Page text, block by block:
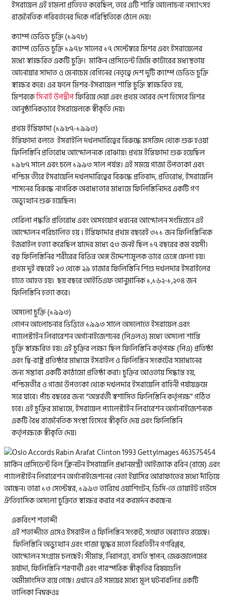
ইসরায়েল এই হামলা প্রতিহত করেছিল, তবে এটি শান্তি আলোচনা নস্যাৎসহ
রাজনৈতিক পরিবর্তনের দিকে পরিস্থিতিকে ঠেলে দেয়।
ক্যাম্প ডেভিড চুক্তি (১৯৭৮)
ক্যাম্প ডেভিড চুক্তি ১৯৭৮ সালের ১৭ সেপ্টেম্বরে মিশর এবং ইসরায়েলের
মধ্যে স্বাক্ষরিত একটি চুক্তি। মার্কিন প্রেসিডেন্ট জিমি কার্টারের মধ্যস্থতায়
আনোয়ার সাদাত ও মেনাচেম বেগিনের নেতৃত্বে দেশ দুটি ক্যাম্প ডেভিড চুক্তি
স্বাক্ষর করে। এর ফলে মিশর-ইসরায়েল শান্তি চুক্তি স্বাক্ষরিত হয়,
মিশরকেসিনাই উপদ্বীপফিরিয়ে দেয়া এবং প্রথম আরব দেশ হিসেবে মিশর
আনুষ্ঠানিকভাবে ইসরায়েলকে স্বীকৃতি দেয়।
প্রথম ইন্তিফাদা (১৯৮৭-১৯৯৩)
ইন্তিফাদা বলতে ইসরাইলি দখলদারিত্বের বিরুদ্ধে মসজিদ থেকে শুরু হওয়া
ফিলিস্তিনি প্রতিরোধ আন্দোলনকে বোঝায়। প্রথম ইন্তিফাদা শুরু হয়েছিল
১৯৮৭ সালে এবং চলে ১৯৯৩ সাল পর্যন্ত। এই সময়ে গাজা উপত্যকা এবং
পশ্চিম তীরে ইসরায়েলি দখলদারিত্বের বিরুদ্ধে প্রতিবাদ, প্রতিরোধ, ইসরায়েলি
শাসনের বিরুদ্ধে নাগরিক অবাধ্যতার মাধ্যমে ফিলিস্তিনিদের একটি গণ
অভ্যুত্থান শুরু হয়েছিল।
গেরিলা পদ্ধতি প্রতিরোধ এবং অসহযোগ ধরনের আন্দোলন সংমিশ্রনে এই
আন্দোলন পরিচালিত হয় । ইন্তিফাদার প্রথম বছরেই ৩১১ জন ফিলিস্তিনিকে
ইজরাইল হত্যা করেছিল যাদের মধ্যে ৫৩ জনই ছিল ১৭ বছরের কম বয়সী।
বহু ফিলিস্তিনির শরীরের বিভিন্ন অঙ্গ উদ্দেশ্যমূলক ভাবে ভেঙ্গে ফেলা হয়।
প্রথম দুই বছরেই ২৩ থেকে ২৯ হাজার ফিলিস্তিনি শিশু দখলদার ইসরাইলের
হাতে আহত হয়। ছয় বছরে আইডিএফ আনুমানিক ১,১৬২-১,২০৪ জন
ফিলিস্তিনি হত্যা করে।
অসলো চুক্তি (১৯৯৩)
গোপন আলোচনার ভিত্তিতে ১৯৯৩ সালে অসলোতে ইসরায়েল এবং
প্যালেস্টাইন লিবারেশন অর্গানাইজেশনের (পিএলও) মধ্যে অসলো শান্তি
চুক্তি স্বাক্ষরিত হয়। এই চুক্তির লক্ষ্য ছিল ফিলিস্তিনি কর্তৃপক্ষ (পিএ) প্রতিষ্ঠা
এবং দ্বি-রাষ্ট্র প্রতিষ্ঠার মাধ্যমে ইসরাইল ও ফিলিস্তিন সংকটের সমাধানের
জন্য সম্ভাব্য একটি কাঠামো প্রতিষ্ঠা করা। চুক্তির আওতায় সিদ্ধান্ত হয়,
পশ্চিমতীর ও গাজা উপত্যকা থেকে দখলদার ইসরায়েলি বাহিনী পর্যায়ক্রমে
সরে যাবে। পাঁচ বছরের জন্য “অন্তর্বর্তী স্বশাসিত ফিলিস্তিনি কর্তৃপক্ষ” গঠিত
হবে। এই চুক্তির মাধ্যমে, ইসরায়েল প্যালেস্টাইন লিবারেশন অর্গানাইজেশনকে
একটি বৈধ রাজনৈতিক সংস্থা হিসেবে স্বীকৃতি দেয় এবং ফিলিস্তিনি
কর্তৃপক্ষকে স্বীকৃতি দেয়।
মার্কিন প্রেসিডেন্ট বিল ক্লিনটন ইসরায়েলি প্রধানমন্ত্রী আইজ্যাক রবিন (বামে) এবং
প্যালেস্টাইন লিবারেশন অর্গানাইজেশনের নেতা ইয়াসির আরাফাতের মধ্যে দাঁড়িয়ে
আছেন। তারা ১৩ সেপ্টেম্বর, ১৯৯৩ তারিখে ওয়াশিংটন, ডিসি-তে হোয়াইট হাউসে
ঐতিহাসিক অসলো চুক্তিতে স্বাক্ষর করার পর করমর্দন করছেন৷
একবিংশ শতাব্দী
এই শতাব্দীতে এসেও ইসরাইল ও ফিলিস্তিন সংকট, সংঘাত অব্যাহত রয়েছে।
ফিলিস্তিনি অভ্যুত্থান এবং গাজা যুদ্ধের মতো বিরতিহীন গণবিপ্লব,
আন্দোলন সংগ্রাম চলছেই। সীমান্ত, নিরাপত্তা, বসতি স্থাপন, জেরুজালেমের
মর্যাদা, ফিলিস্তিনি শরণার্থী এবং পারস্পরিক স্বীকৃতির বিষয়গুলি
অমীমাংসিত রয়ে গেছে। এখানে এই সময়ের মধ্যে মূল ঘটনাবলির একটি
তালিকা নিম্নরূওঃ